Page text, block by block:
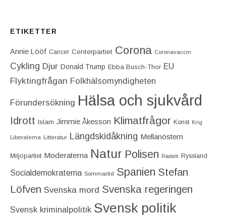
ETIKETTER
Annie Lööf Cancer Centerpartiet‎ Corona Coronavaccin
Cykling Djur Donald Trump Ebba Busch-Thor EU
Flyktingfrågan Folkhälsomyndigheten
Förundersökning Hälsa och sjukvård
Idrott Islam Jimmie Åkesson Klimatfrågor Konst Krig
Liberalerna Litteratur Längdskidåkning Mellanöstern
Miljöpartiet Moderaterna Natur Polisen Rasism Ryssland
Socialdemokraterna Sommartid Spanien Stefan
Löfven Svenska mord Svenska regeringen
Svensk kriminalpolitik Svensk politik